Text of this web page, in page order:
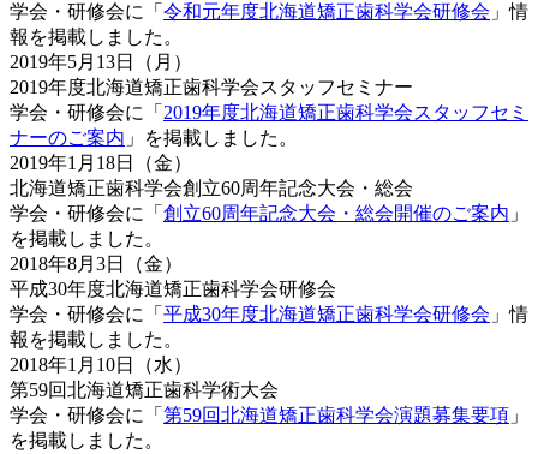
学会・研修会に「 令和元年度北海道矯正歯科学会研修会 」情
報を掲載しました。
2019年5月13日（月）
2019年度北海道矯正歯科学会スタッフセミナー
学会・研修会に「 2019年度北海道矯正歯科学会スタッフセミ
ナーのご案内 」を掲載しました。
2019年1月18日（金）
北海道矯正歯科学会創立60周年記念大会・総会
学会・研修会に「 創立60周年記念大会・総会開催のご案内 」
を掲載しました。
2018年8月3日（金）
平成30年度北海道矯正歯科学会研修会
学会・研修会に「 平成30年度北海道矯正歯科学会研修会 」情
報を掲載しました。
2018年1月10日（水）
第59回北海道矯正歯科学術大会
学会・研修会に「 第59回北海道矯正歯科学会演題募集要項 」
を掲載しました。